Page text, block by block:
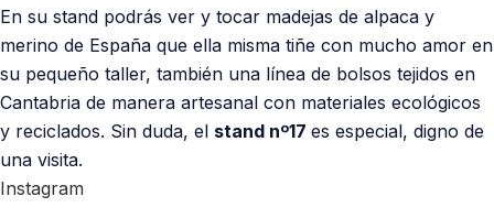
En su stand podrás ver y tocar madejas de alpaca y
merino de España que ella misma tiñe con mucho amor en
su pequeño taller, también una línea de bolsos tejidos en
Cantabria de manera artesanal con materiales ecológicos
y reciclados. Sin duda, el stand nº17 es especial, digno de
una visita.
Instagram